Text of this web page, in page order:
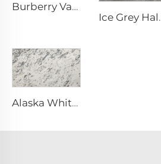
Burberry Valge looduslik kivemarmor ebaregulaarse punakaspruuniga mustri
Ice Grey Halli
Alaska White Valge looduslik kivemarmor halli paikselise ja katkendliku tekstuuriga